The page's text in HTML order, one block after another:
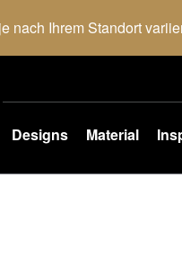
nach Ihrem Standort
Designs Material